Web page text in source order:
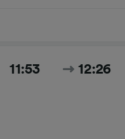
11:53 12:26